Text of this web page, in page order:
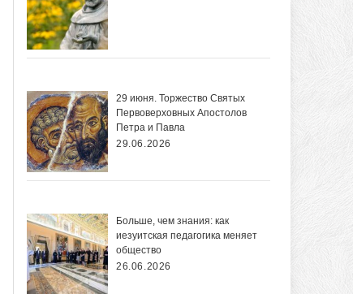
29 июня. Торжество Святых
Первоверховных Апостолов
Петра и Павла
29.06.2026
Больше, чем знания: как
иезуитская педагогика меняет
общество
26.06.2026